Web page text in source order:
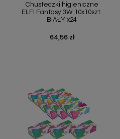
Chusteczki higieniczne
ELFI Fantasy 3W 10x10szt.
BIAŁY x24
Cena
64,56 zł